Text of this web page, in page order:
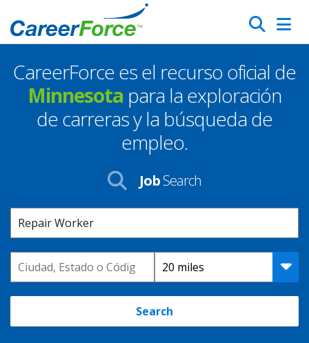
to
main
content
Search
Homepage
CareerForce es el recurso oficial de
Minnesota para la exploración
de carreras y la búsqueda de
empleo.
JobSearch
Keyword
Location Distance
Search